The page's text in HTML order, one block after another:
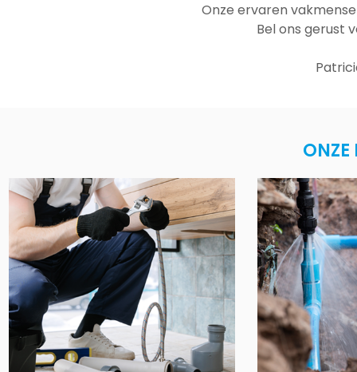
Onze ervaren
Bel ons gerust
ONZE